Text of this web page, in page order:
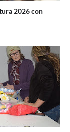
2026 con